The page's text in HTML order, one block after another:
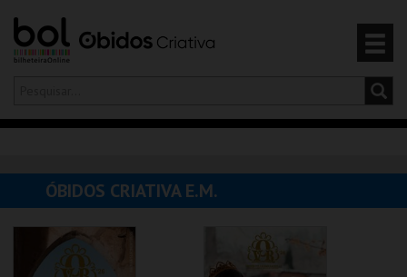
Olá,iniciar sessão
CARRINHO
EVENTOS
CARTÕES
ÓBIDOS CRIATIVA E.M.